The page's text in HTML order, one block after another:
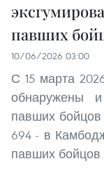
павших
10/06/2026 03:00
С 15 марта
обнаружены
павших бойцов
694 - в
павших бойцов